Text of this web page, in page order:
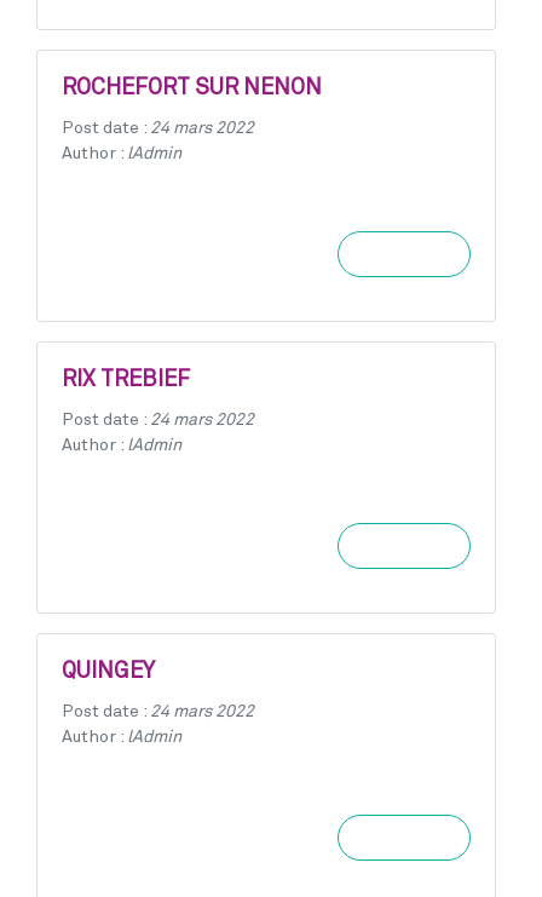
ROCHEFORT SUR NENON
Post date : 24 mars 2022
Author : lAdmin
RIX TREBIEF
Post date : 24 mars 2022
Author : lAdmin
QUINGEY
Post date : 24 mars 2022
Author : lAdmin